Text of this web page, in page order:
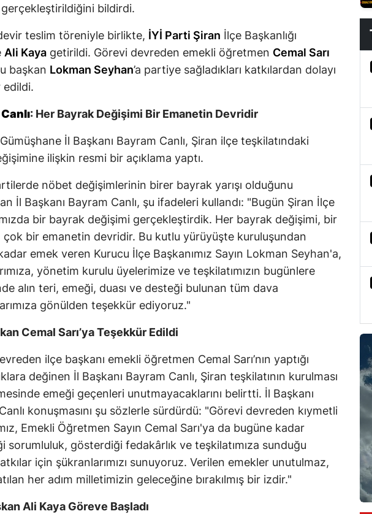
Mersin
İstanbul
Kastamonu
Kırklareli
Kırşehir
Kocaeli
Konya
Kütahya
Kahramanmaraş
Mardin
Muğla
Muş
bildirdi.
teslim töreniyle birlikte, İYİ Parti Şiran İlçe Başkanlığı
Ali Kaya getirildi. Görevi devreden emekli öğretmen Cemal Sarı
başkan Lokman Seyhan’a partiye sağladıkları katkılardan dolayı
edildi.
: Her Bayrak Değişimi Bir Emanetin Devridir
İl Başkanı Bayram Canlı, Şiran ilçe teşkilatındaki
ilişkin resmi bir açıklama yaptı.
nöbet değişimlerinin birer bayrak yarışı olduğunu
İl Başkanı Bayram Canlı, şu ifadeleri kullandı: "Bugün Şiran İlçe
bir bayrak değişimi gerçekleştirdik. Her bayrak değişimi, bir
çok bir emanetin devridir. Bu kutlu yürüyüşte kuruluşundan
emek veren Kurucu İlçe Başkanımız Sayın Lokman Seyhan'a,
yönetim kurulu üyelerimize ve teşkilatımızın bugünlere
alın teri, emeği, duası ve desteği bulunan tüm dava
gönülden teşekkür ediyoruz."
Cemal Sarı’ya Teşekkür Edildi
ilçe başkanı emekli öğretmen Cemal Sarı’nın yaptığı
değinen İl Başkanı Bayram Canlı, Şiran teşkilatının kurulması
emeği geçenleri unutmayacaklarını belirtti. İl Başkanı
konuşmasını şu sözlerle sürdürdü: "Görevi devreden kıymetli
Emekli Öğretmen Sayın Cemal Sarı'ya da bugüne kadar
sorumluluk, gösterdiği fedakârlık ve teşkilatımıza sunduğu
için şükranlarımızı sunuyoruz. Verilen emekler unutulmaz,
her adım milletimizin geleceğine bırakılmış bir izdir."
Ali Kaya Göreve Başladı